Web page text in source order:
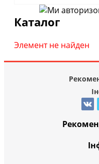
Каталог
Элемент не найден